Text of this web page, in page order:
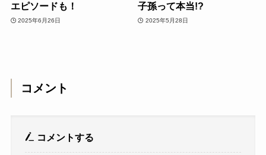
エピソードも！
2025年6月26日
子孫って本当!?
2025年5月28日
コメント
コメントする